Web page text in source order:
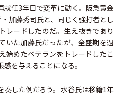
任3年目で変革に動く。阪急黄金
加藤秀司氏と、同じく強打者とし
レードしたのだ。生え抜きであり
いた加藤氏だったが、全盛期を過
始めたベテランをトレードしたこ
を与えることになる。
した例だろう。水谷氏は移籍1年